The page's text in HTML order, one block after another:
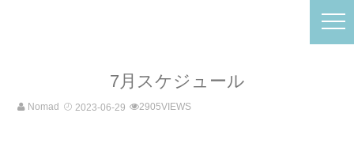
7月スケジュール
Nomad 2023-06-29 2905VIEWS